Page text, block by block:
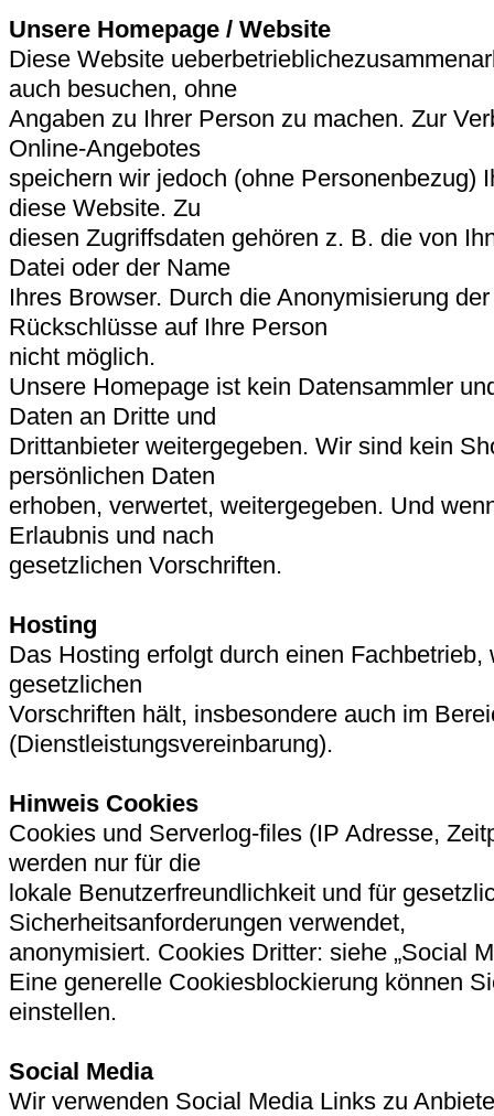
Unsere Homepage / Website
Diese Website
auch besuchen, ohne
Angaben zu Ihrer Person zu machen. Zur
Online-Angebotes
speichern wir jedoch (ohne Personenbezug)
diese Website. Zu
diesen Zugriffsdaten gehören z. B. die von
Datei oder der Name
Ihres Browser. Durch die Anonymisierung
Rückschlüsse auf Ihre Person
nicht möglich.
Unsere Homepage ist kein Datensammler
Daten an Dritte und
Drittanbieter weitergegeben. Wir sind kein
persönlichen Daten
erhoben, verwertet, weitergegeben. Und
Erlaubnis und nach
gesetzlichen Vorschriften.
Hosting
Das Hosting erfolgt durch einen Fachbetrieb,
gesetzlichen
Vorschriften hält, insbesondere auch im
(Dienstleistungsvereinbarung).
Hinweis Cookies
Cookies und Serverlog-files (IP Adresse,
werden nur für die
lokale Benutzerfreundlichkeit und für
Sicherheitsanforderungen verwendet,
anonymisiert. Cookies Dritter: siehe „Social
Eine generelle Cookiesblockierung können
einstellen.
Social Media
Wir verwenden Social Media Links zu